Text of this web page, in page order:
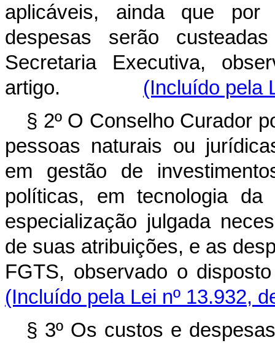
aplicáveis, ainda que
despesas serão
Secretaria Executiva,
artigo. (Incluído pela
§ 2º O Conselho Curador
pessoas naturais ou
em gestão de
políticas, em tecnologia
especialização julgada
de suas atribuições, e as
FGTS, observado o
(Incluído pela Lei nº 13.932,
§ 3º Os custos e